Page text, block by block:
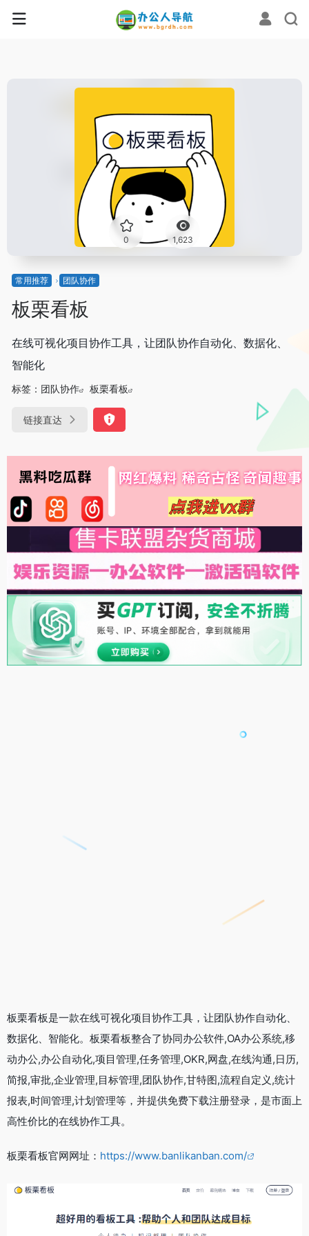
0 1,623
常用推荐 团队协作
板栗看板
在线可视化项目协作工具，让团队协作自动化、数据化、
智能化
标签： 团队协作 板栗看板
链接直达
板栗看板是一款在线可视化项目协作工具，让团队协作自动化、
数据化、智能化。板栗看板整合了协同办公软件,OA办公系统,移
动办公,办公自动化,项目管理,任务管理,OKR,网盘,在线沟通,日历,
简报,审批,企业管理,目标管理,团队协作,甘特图,流程自定义,统计
报表,时间管理,计划管理等，并提供免费下载注册登录，是市面上
高性价比的在线协作工具。
板栗看板官网网址： https://www.banlikanban.com/